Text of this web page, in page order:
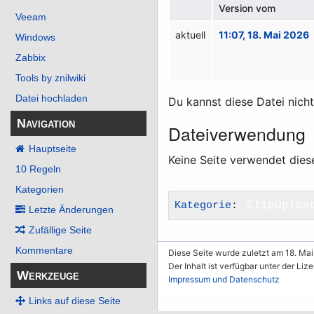
Veeam
Windows
Zabbix
Tools by znilwiki
Datei hochladen
Navigation
Hauptseite
10 Regeln
Kategorien
Letzte Änderungen
Zufällige Seite
Kommentare
Werkzeuge
Links auf diese Seite
Version vom
aktuell 11:07, 18. Mai 2026
Du kannst diese Datei
Dateiverwendung
Keine Seite verwendet
Kategorie :
Diese Seite wurde zuletzt am 18.
Der Inhalt ist verfügbar unter der
Impressum und Datenschutz